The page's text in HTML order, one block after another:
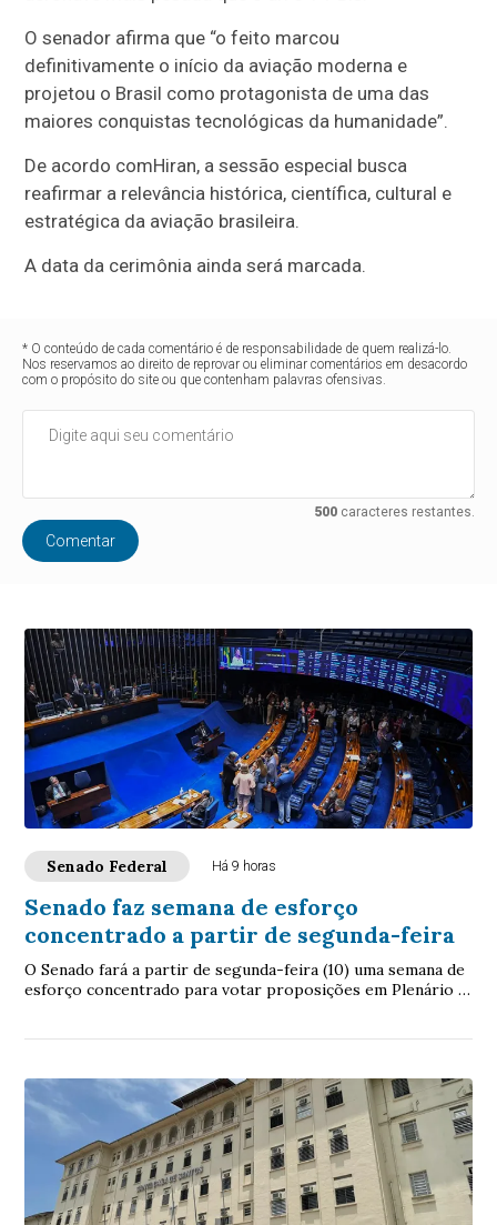
O senador afirma que “o feito marcou
definitivamente o início da aviação moderna e
projetou o Brasil como protagonista de uma das
maiores conquistas tecnológicas da humanidade”.
De acordo comHiran, a sessão especial busca
reafirmar a relevância histórica, científica, cultural e
estratégica da aviação brasileira.
A data da cerimônia ainda será marcada.
* O conteúdo de cada comentário é de responsabilidade de quem realizá-lo.
Nos reservamos ao direito de reprovar ou eliminar comentários em desacordo
com o propósito do site ou que contenham palavras ofensivas.
500caracteres restantes.
Comentar
Senado Federal Há 9 horas
Senado faz semana de esforço
concentrado a partir de segunda-feira
O Senado fará a partir de segunda-feira (10) uma semana de
esforço concentrado para votar proposições em Plenário e